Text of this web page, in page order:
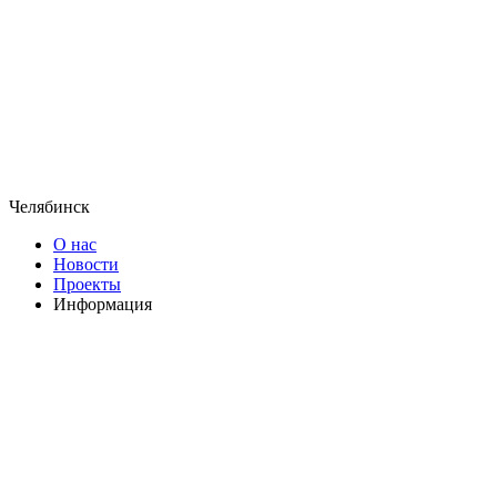
Челябинск
О нас
Новости
Проекты
Информация